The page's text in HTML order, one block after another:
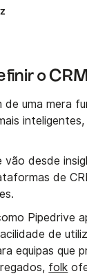
o
de uma mera
vão desde
de
Pipedrive
de
equipas que
folk